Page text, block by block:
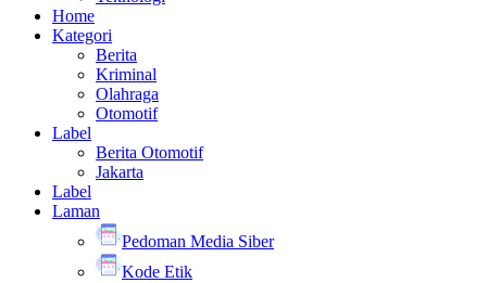
Home
Kategori
Berita
Kriminal
Olahraga
Otomotif
Label
Berita Otomotif
Jakarta
Label
Laman
Pedoman Media Siber
Kode Etik